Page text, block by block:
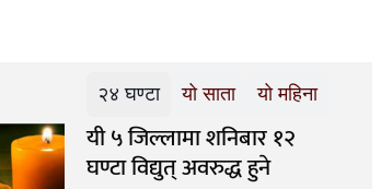
२४ घण्टा यो साता यो महिना
यी ५ जिल्लामा शनिबार १२
घण्टा विद्युत् अवरुद्ध हुने